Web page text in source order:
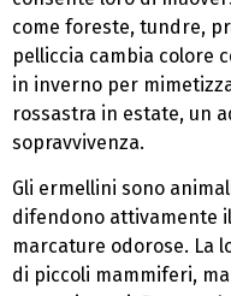
come foreste, tundre,
pelliccia cambia colore
in inverno per
rossastra in estate, un
sopravvivenza.
Gli ermellini sono
difendono attivamente
marcature odorose. La
di piccoli mammiferi,